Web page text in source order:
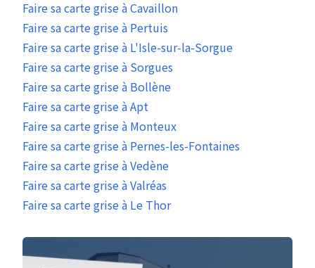
Faire sa carte grise à Cavaillon
Faire sa carte grise à Pertuis
Faire sa carte grise à L'Isle-sur-la-Sorgue
Faire sa carte grise à Sorgues
Faire sa carte grise à Bollène
Faire sa carte grise à Apt
Faire sa carte grise à Monteux
Faire sa carte grise à Pernes-les-Fontaines
Faire sa carte grise à Vedène
Faire sa carte grise à Valréas
Faire sa carte grise à Le Thor